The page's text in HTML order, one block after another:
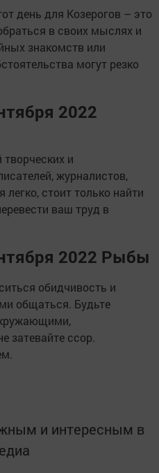
день для Козерогов – это
в своих мыслях и
знакомств или
могут резко
2022
и
журналистов,
стоит только найти
ваш труд в
2022 Рыбы
обидчивость и
общаться. Будьте
затевайте ссор.
и интересным в